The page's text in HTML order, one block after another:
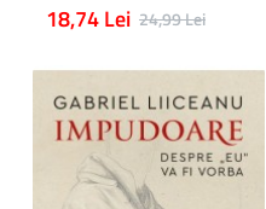
18,74 Lei 24,99 Lei